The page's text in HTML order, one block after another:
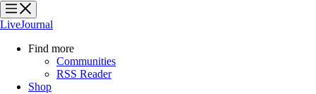
?
?
LiveJournal
Find more
Communities
RSS Reader
Shop